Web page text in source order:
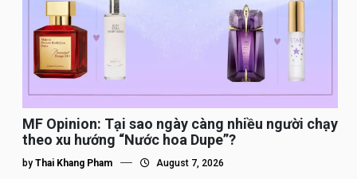
MF Opinion: Tại sao ngày càng nhiều người chạy
theo xu hướng “Nước hoa Dupe”?
by Thai Khang Pham August 7, 2026